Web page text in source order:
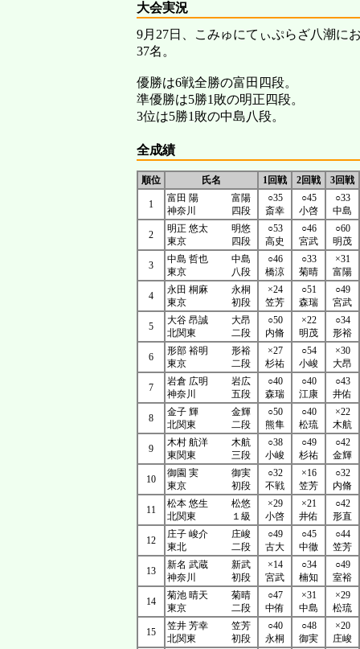
大会実況
9月27日、こみゅにてぃぷらざ八潮に
37名。
優勝は6戦全勝の富田四段。
準優勝は5勝1敗の明正四段。
3位は5勝1敗の中島八段。
全成績
順位 氏名 1回戦 2回戦 3回戦
1
富田 陽
神奈川
富陽
四段
○35
斎幸
○45
小啓
○33
中島
2
明正 悠太
東京
明悠
四段
○53
高史
○46
宮武
○60
明茂
3
中島 哲也
東京
中島
八段
○46
橋涼
○33
菊晴
×31
富陽
4
永田 桐麻
東京
永桐
初段
×24
笠芳
○51
森瑞
○49
宮武
5
大谷 昂誠
北関東
大昂
二段
○50
内脩
×22
明茂
○34
形裕
6
形部 裕明
東京
形裕
二段
×27
杉祐
○54
小峻
×30
大昂
7
岩倉 広明
神奈川
岩広
五段
○40
森瑞
○40
江康
○43
井佑
8
金子 輝
北関東
金輝
二段
○50
熊隼
○40
松琉
×22
木航
9
木村 航洋
東関東
木航
三段
○38
小峻
○49
杉祐
○42
金輝
10
御園 実
東京
御実
初段
○32
不戦
×16
笠芳
○32
内脩
11
松本 悠生
北関東
松悠
１級
×29
小啓
×21
井佑
○42
形直
12
庄子 峻介
東北
庄峻
二段
○49
古大
○45
中徹
○44
笠芳
13
新名 武蔵
神奈川
新武
初段
×14
宮武
○34
楠知
○49
室裕
14
菊池 晴天
東京
菊晴
二段
○47
中侑
×31
中島
×29
松琉
15
笠井 芳幸
北関東
笠芳
初段
○40
永桐
○48
御実
×20
庄峻